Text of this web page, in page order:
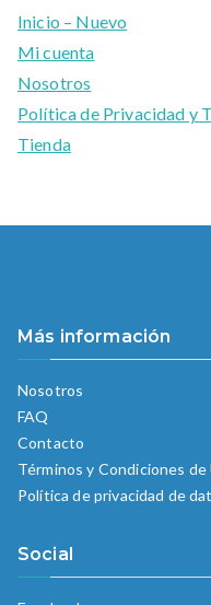
Inicio – Nuevo
Mi cuenta
Nosotros
Política de Privacidad y
Tienda
Más información
Nosotros
FAQ
Contacto
Términos y Condiciones de
Política de privacidad de
Social